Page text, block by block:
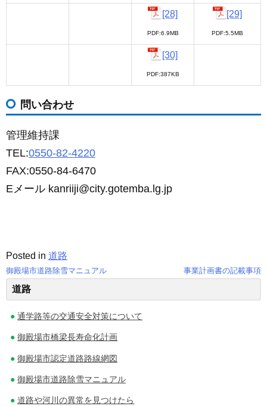
[28]
PDF:6.9MB
[29]
PDF:5.5MB
[30]
PDF:387KB
問い合わせ
管理維持課
TEL:0550-82-4220
FAX:0550-84-6470
Eメール kanriiji@city.gotemba.lg.jp
Posted in 道路
投
ー
御殿場市道路除雪マニュアル 事業計画書の記載事項
道路
通学路等の交通安全対策について
御殿場市橋梁長寿命化計画
御殿場市認定道路路線網図
御殿場市道路除雪マニュアル
道路や河川の異常を見つけたら